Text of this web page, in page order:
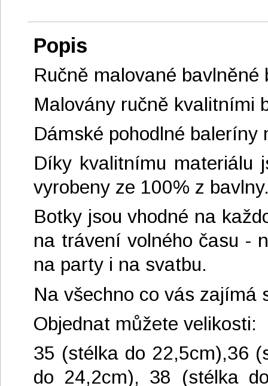
Popis
Ručně malované bavlněné
Malovány ručně kvalitními
Dámské pohodlné
Díky kvalitnímu materiálu
vyrobeny ze 100% z
Botky jsou vhodné na
na trávení volného času -
na party i na svatbu.
Na všechno co vás zajímá
Objednat můžete velikosti:
35 (stélka do 22,5cm),36
do 24,2cm), 38 (stélka